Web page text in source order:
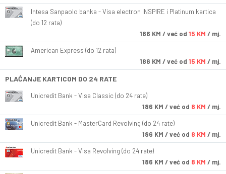
Intesa Sanpaolo banka - Visa electron INSPIRE i Platinum kartica
(do 12 rata)
186 KM / već od 15 KM / mj.
American Express (do 12 rata)
186 KM / već od 15 KM / mj.
PLAĆANJE KARTICOM DO 24 RATE
Unicredit Bank - Visa Classic (do 24 rate)
186 KM / već od 8 KM / mj.
Unicredit Bank - MasterCard Revolving (do 24 rate)
186 KM / već od 8 KM / mj.
Unicredit Bank - Visa Revolving (do 24 rate)
186 KM / već od 8 KM / mj.